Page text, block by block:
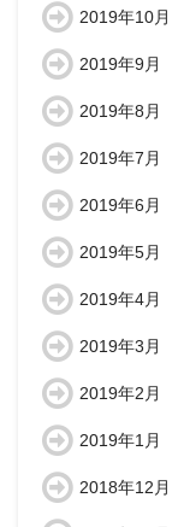
2019年10月
2019年9月
2019年8月
2019年7月
2019年6月
2019年5月
2019年4月
2019年3月
2019年2月
2019年1月
2018年12月